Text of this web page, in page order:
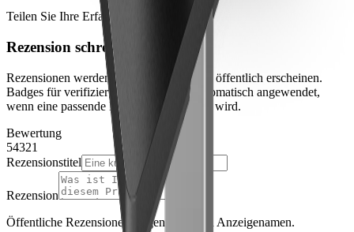
Teilen Sie Ihre Erfahrung
Rezension schreiben
Rezensionen werden moderiert, bevor sie öffentlich erscheinen.
Badges für verifizierte Käufe werden automatisch angewendet,
wenn eine passende Bestellung gefunden wird.
Bewertung
54321
Rezensionstitel
Rezension
Öffentliche Rezensionen zeigen nur Ihren Anzeigenamen.